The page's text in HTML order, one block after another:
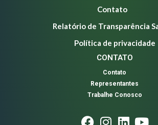
Contato
Relatório de Transparência
Política de privacidade
CONTATO
Contato
Representantes
Trabalhe Conosco